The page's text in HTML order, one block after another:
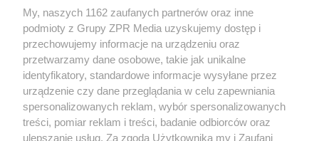
Żaden utwór zamieszczony w serwisie nie może być powielany i
rozpowszechniany lub dalej rozpowszechniany w jakikolwiek sposób (w
tym także elektroniczny lub mechaniczny) na jakimkolwiek polu
eksploatacji w jakiejkolwiek formie, włącznie z umieszczaniem w Internecie
bez pisemnej zgody właściciela praw. Jakiekolwiek użycie lub
wykorzystanie utworów w całości lub w części z naruszeniem prawa, tzn.
bez właściwej zgody, jest zabronione pod groźbą kary i może być ścigane
prawnie.
My, naszych 1162 zaufanych partnerów oraz inne
podmioty z Grupy ZPR Media uzyskujemy dostęp i
przechowujemy informacje na urządzeniu oraz
przetwarzamy dane osobowe, takie jak unikalne
identyfikatory, standardowe informacje wysyłane przez
urządzenie czy dane przeglądania w celu zapewniania
spersonalizowanych reklam, wybór spersonalizowanych
treści, pomiar reklam i treści, badanie odbiorców oraz
ulepszanie usług. Za zgodą Użytkownika my i Zaufani